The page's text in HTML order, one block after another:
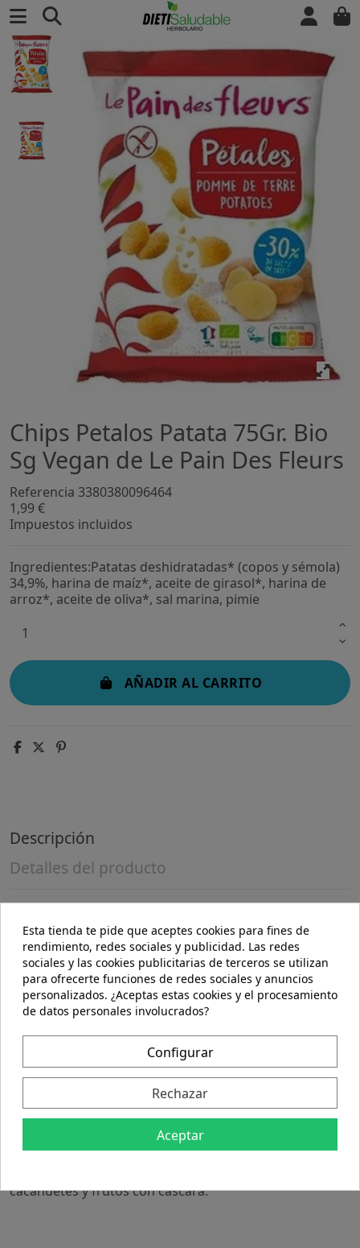
Chips Petalos Patata 75Gr. Bio
Sg Vegan de Le Pain Des Fleurs
Referencia 3380380096464
1,99 €
Impuestos incluidos
Ingredientes:Patatas deshidratadas* (copos y sémola)
34,9%, harina de maíz*, aceite de girasol*, harina de
arroz*, aceite de oliva*, sal marina, pimie
AÑADIR AL CARRITO
Descripción
Detalles del producto
34,9%, harina de maíz*, aceite de girasol*, harina de
arroz*, aceite de oliva*, sal marina, pimienta*,
cúrcuma*, antioxidante: extracto de romero*. (*) De
cultivo ecológico.Valor nutricional por 100 gramos:
Valor Energético KJ: 1.984 kJ.
Valor Energético KCal: 473 kcal.
H. de carbono: 67 g de los cuales azúcares: 0,9 g.
Grasas: 19 g (Saturadas: 2,1 g).
Fibra: 4,2 g.
Modo de empleo:Ideales para consumir como aperitivo,
acompañar salsas, guacamole,
etc..Presentación:Envase de 75
cacahuetes y frutos con cáscara.
Esta tienda te pide que aceptes cookies para fines de
rendimiento, redes sociales y publicidad. Las redes
sociales y las cookies publicitarias de terceros se utilizan
para ofrecerte funciones de redes sociales y anuncios
personalizados. ¿Aceptas estas cookies y el procesamiento
de datos personales involucrados?
Configurar
Rechazar
Aceptar